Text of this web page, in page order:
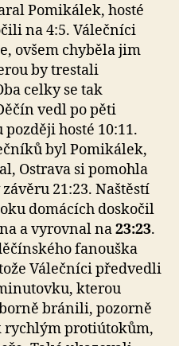
Pomikálek, hosté
na 4:5. Válečníci
ovšem chyběla jim
by trestali
celky se tak
vedl po pěti
hosté 10:11.
byl Pomikálek,
Ostrava si pomohla
21:23. Naštěstí
domácích doskočil
a vyrovnal na23:23.
fanouška
Válečníci předvedli
kterou
bránili, pozorně
rychlým protiútokům,